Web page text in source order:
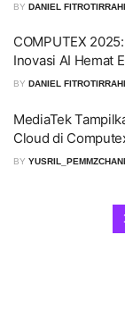
BY DANIEL
COMPUTEX
Inovasi AI Hemat
BY DANIEL
MediaTek
Cloud di
BY